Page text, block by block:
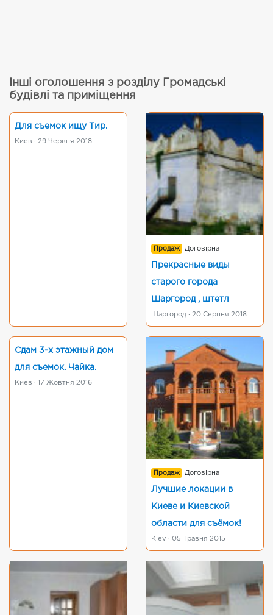
Інші оголошення з розділу Громадські
будівлі та приміщення
Для съемок ищу Тир.
Киев · 29 Червня 2018
Продаж Договірна
Прекрасные виды
старого города
Шаргород , штетл
Шаргород · 20 Серпня 2018
Сдам 3-х этажный дом
для съемок. Чайка.
Киев · 17 Жовтня 2016
Продаж Договірна
Лучшие локации в
Киеве и Киевской
области для съёмок!
Kiev · 05 Травня 2015